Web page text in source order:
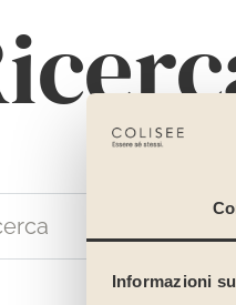
Informazioni